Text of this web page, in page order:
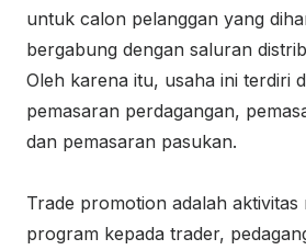
untuk calon pelanggan yang
bergabung dengan saluran
Oleh karena itu, usaha ini terdiri
pemasaran perdagangan,
dan pemasaran pasukan.
Trade promotion adalah
program kepada trader,